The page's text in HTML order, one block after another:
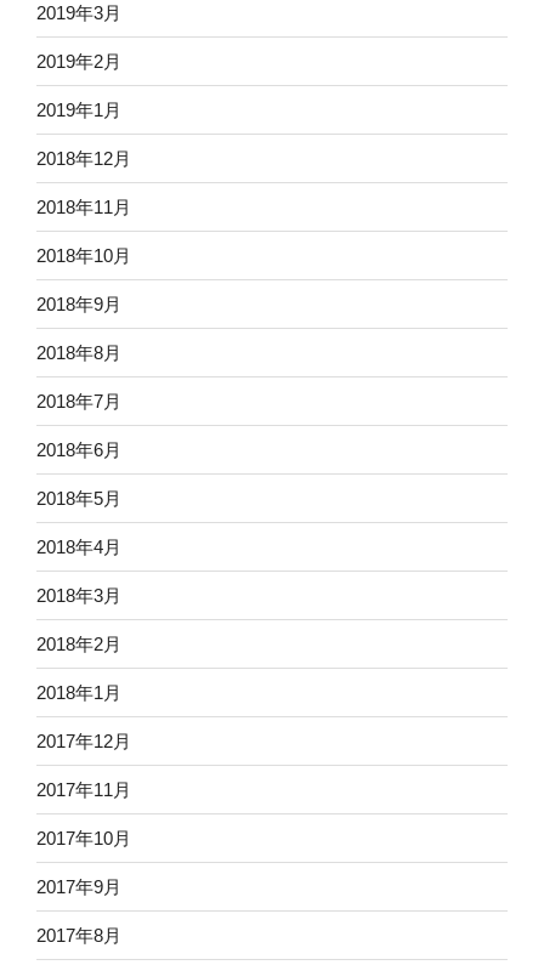
2019年3月
2019年2月
2019年1月
2018年12月
2018年11月
2018年10月
2018年9月
2018年8月
2018年7月
2018年6月
2018年5月
2018年4月
2018年3月
2018年2月
2018年1月
2017年12月
2017年11月
2017年10月
2017年9月
2017年8月